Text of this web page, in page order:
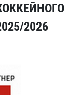
2026